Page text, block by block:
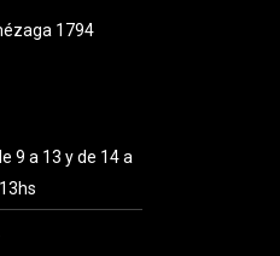
1794
9 a 13 y de 14 a